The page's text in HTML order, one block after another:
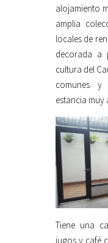
alojamiento
amplia
locales de
decorada a
cultura del
comunes
estancia
Tiene una
jugos y café